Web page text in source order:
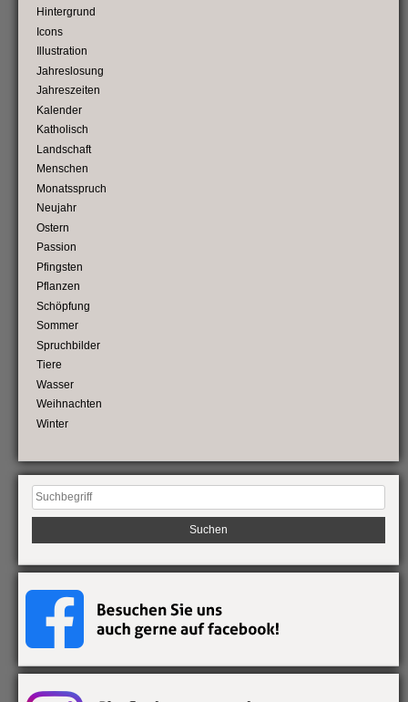
Hintergrund
Icons
Illustration
Jahreslosung
Jahreszeiten
Kalender
Katholisch
Landschaft
Menschen
Monatsspruch
Neujahr
Ostern
Passion
Pfingsten
Pflanzen
Schöpfung
Sommer
Spruchbilder
Tiere
Wasser
Weihnachten
Winter
Suchen
nach: